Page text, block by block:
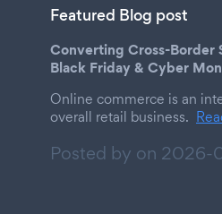
Featured Blog post
Converting Cross-Border
Black Friday & Cyber
Online commerce is an
overall retail business.
Posted by on 2026-